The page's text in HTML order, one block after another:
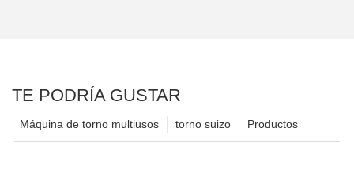
TE PODRÍA GUSTAR
Productos
torno suizo
Máquina de torno multiusos